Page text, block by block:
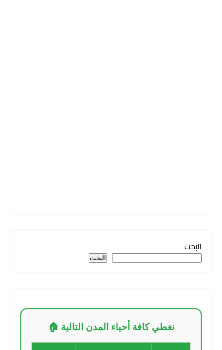
البحث
البحث
نغطي كافة أحياء المدن التالية 🏠